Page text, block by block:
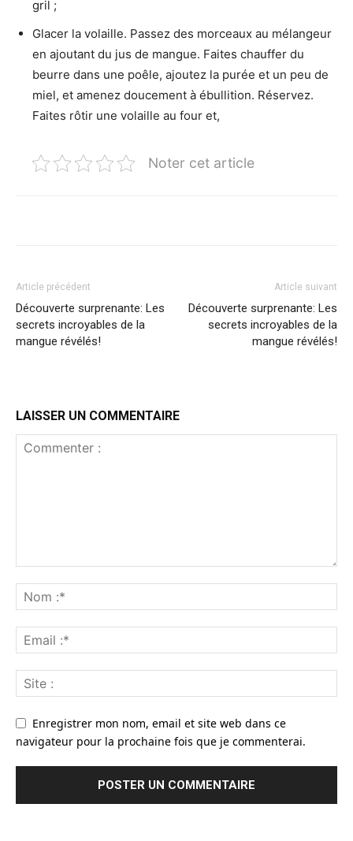
gril ;
Glacer la volaille. Passez des morceaux au mélangeur
en ajoutant du jus de mangue. Faites chauffer du
beurre dans une poêle, ajoutez la purée et un peu de
miel, et amenez doucement à ébullition. Réservez.
Faites rôtir une volaille au four et,
Noter cet article
Article précédent
Découverte surprenante: Les
secrets incroyables de la
mangue révélés!
Article suivant
Découverte surprenante: Les
secrets incroyables de la
mangue révélés!
LAISSER UN COMMENTAIRE
Enregistrer mon nom, email et site web dans ce
navigateur pour la prochaine fois que je commenterai.